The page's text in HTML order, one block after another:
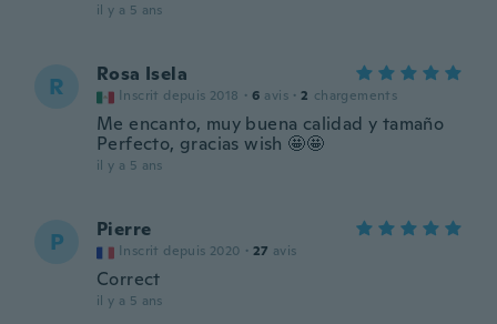
il y a 5 ans
R Rosa Isela
Inscrit depuis 2018 · 6 avis · 2 chargements
Me encanto, muy buena calidad y tamaño
Perfecto, gracias wish 🤩🤩
il y a 5 ans
P Pierre
Inscrit depuis 2020 · 27 avis
Correct
il y a 5 ans